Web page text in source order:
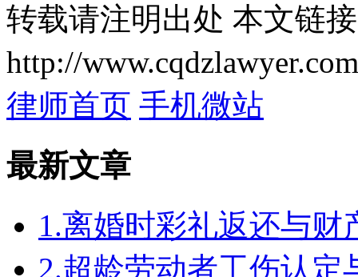
转载请注明出处 本文链
http://
律师首页 手机微站
最新文章
1.离婚时彩礼返还与财
2.超龄劳动者工伤认定